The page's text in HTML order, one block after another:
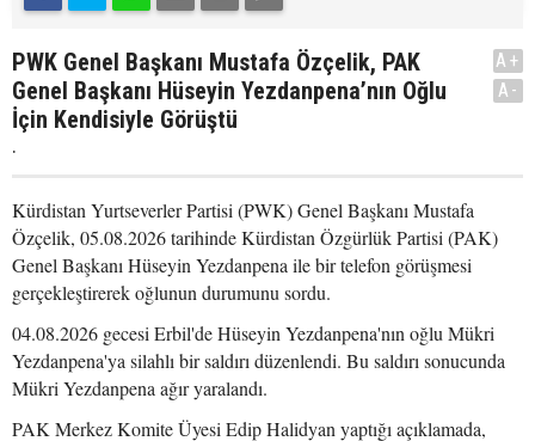
PWK Genel Başkanı Mustafa Özçelik, PAK
Genel Başkanı Hüseyin Yezdanpena’nın Oğlu
İçin Kendisiyle Görüştü
.
A+
A-
Kürdistan Yurtseverler Partisi (PWK) Genel Başkanı Mustafa
Özçelik, 05.08.2026 tarihinde Kürdistan Özgürlük Partisi (PAK)
Genel Başkanı Hüseyin Yezdanpena ile bir telefon görüşmesi
gerçekleştirerek oğlunun durumunu sordu.
04.08.2026 gecesi Erbil'de Hüseyin Yezdanpena'nın oğlu Mükri
Yezdanpena'ya silahlı bir saldırı düzenlendi. Bu saldırı sonucunda
Mükri Yezdanpena ağır yaralandı.
PAK Merkez Komite Üyesi Edip Halidyan yaptığı açıklamada,